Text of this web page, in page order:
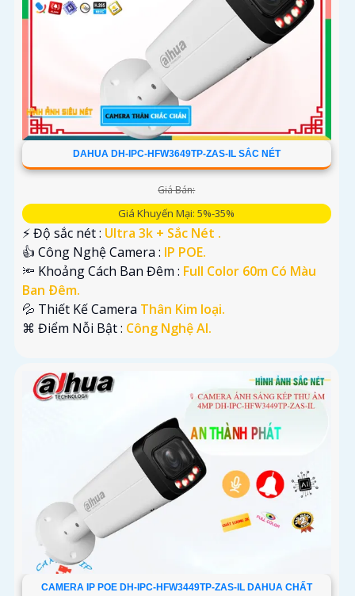
DAHUA DH-IPC-HFW3649TP-ZAS-IL SẮC NÉT
Giá Bán:
Giá Khuyến Mại: 5%-35%
️⚡ Độ sắc nét : Ultra 3k + Sắc Nét .
👍 Công Nghệ Camera : IP POE.
🔦 Khoảng Cách Ban Đêm : Full Color 60m Có Màu
Ban Ðêm.
💦 Thiết Kế Camera Thân Kim loại.
️⌘ Điểm Nỗi Bật : Công Nghệ AI.
CAMERA IP POE DH-IPC-HFW3449TP-ZAS-IL DAHUA CHẤT